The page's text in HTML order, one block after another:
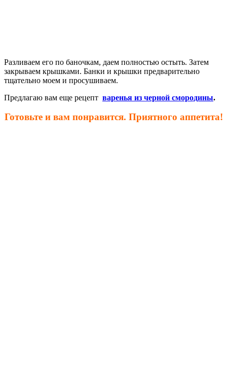
Разливаем его по баночкам, даем полностью остыть. Затем
закрываем крышками. Банки и крышки предварительно
тщательно моем и просушиваем.
Предлагаю вам еще рецепт варенья из черной смородины.
Готовьте и вам понравится. Приятного аппетита!